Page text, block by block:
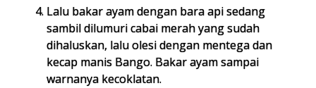
Lalu bakar ayam dengan bara api sedang
sambil dilumuri cabai merah yang sudah
dihaluskan, lalu olesi dengan mentega dan
kecap manis Bango. Bakar ayam sampai
warnanya kecoklatan.